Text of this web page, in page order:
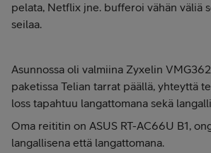
pelata, Netflix jne. bufferoi vähän väliä
seilaa.
Asunnossa oli valmiina Zyxelin
paketissa Telian tarrat päällä, yhteyttä
loss tapahtuu langattomana sekä
Oma reititin on ASUS RT-AC66U B1,
langallisena että langattomana.